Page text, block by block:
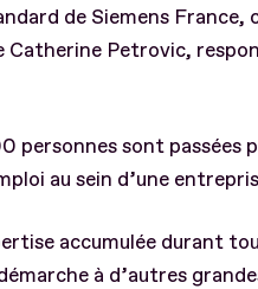
de Siemens France,
Catherine Petrovic,
personnes sont passées
au sein d’une
accumulée durant
à d’autres